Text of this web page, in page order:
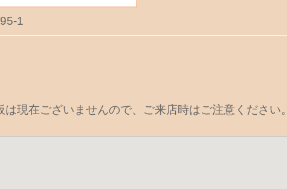
1
現在ございませんので、ご来店時はご注意ください。